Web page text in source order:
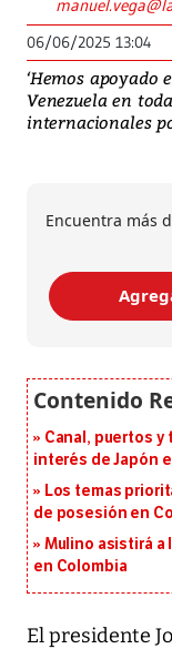
06/06/2025 13:04
‘Hemos
Venezuela en
internacionales
Encuentra más
Canal, puertos
interés de Japón
Los temas
de posesión en
Mulino asistirá a
en Colombia
El presidente